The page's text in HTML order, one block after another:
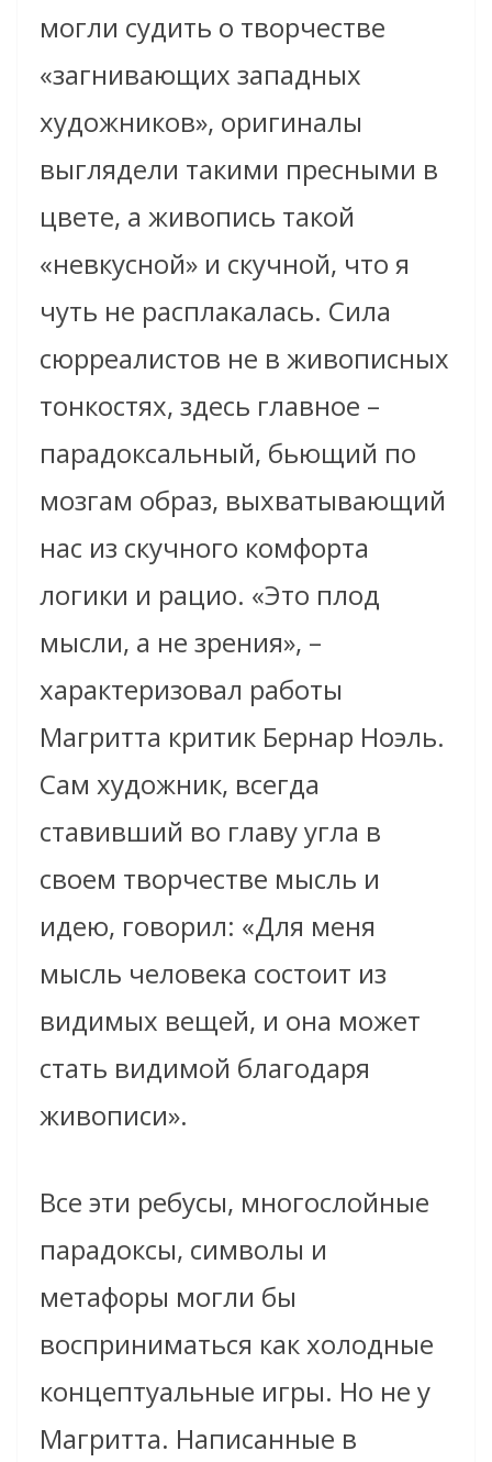
могли судить о творчестве
«загнивающих западных
художников», оригиналы
выглядели такими пресными в
цвете, а живопись такой
«невкусной» и скучной, что я
чуть не расплакалась. Сила
сюрреалистов не в живописных
тонкостях, здесь главное –
парадоксальный, бьющий по
мозгам образ, выхватывающий
нас из скучного комфорта
логики и рацио. «Это плод
мысли, а не зрения», –
характеризовал работы
Магритта критик Бернар Ноэль.
Сам художник, всегда
ставивший во главу угла в
своем творчестве мысль и
идею, говорил: «Для меня
мысль человека состоит из
видимых вещей, и она может
стать видимой благодаря
живописи».
Все эти ребусы, многослойные
парадоксы, символы и
метафоры могли бы
восприниматься как холодные
концептуальные игры. Но не у
Магритта. Написанные в